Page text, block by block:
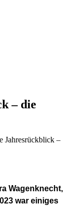
– die
Jahresrückblick –
Wagenknecht,
war einiges